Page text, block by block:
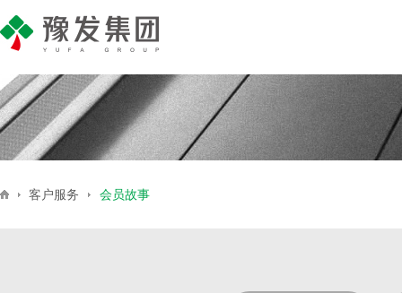
客户服务 会员故事